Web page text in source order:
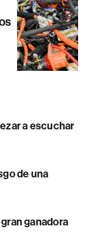
a escuchar
de una
ganadora